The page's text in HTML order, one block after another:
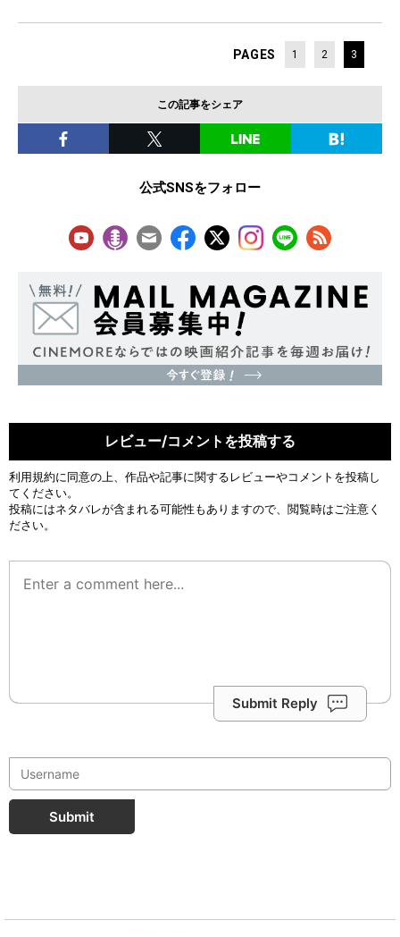
PAGES 1 2 3
この記事をシェア
公式SNSをフォロー
レビュー/コメントを投稿する
利用規約に同意の上、作品や記事に関するレビューやコメントを投稿し
てください。
投稿にはネタバレが含まれる可能性もありますので、閲覧時はご注意く
ださい。
Submit Reply
Submit